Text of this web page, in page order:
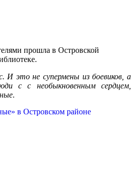
прошла в Островской
И это не супермены из боевиков, а
с с необыкновенным сердцем,
.